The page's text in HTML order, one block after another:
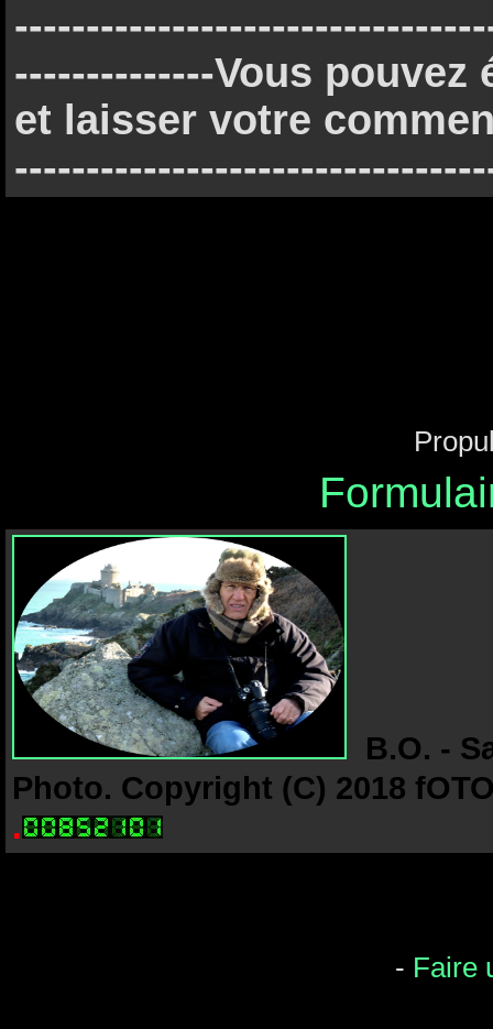
--------------Vous
et laisser votre
B.O. -
Photo. Copyright (C) 2018
.
- Faire